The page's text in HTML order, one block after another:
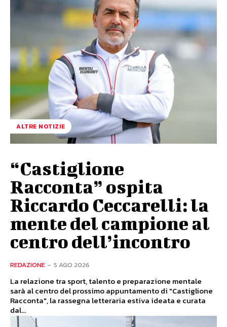
ALTRE NOTIZIE
“Castiglione
Racconta” ospita
Riccardo Ceccarelli: la
mente del campione al
centro dell’incontro
REDAZIONE - 5 AGO 2026
La relazione tra sport, talento e preparazione mentale
sarà al centro del prossimo appuntamento di "Castiglione
Racconta", la rassegna letteraria estiva ideata e curata
dal...